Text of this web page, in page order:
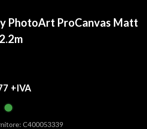
PhotoArt ProCanvas Matt
+IVA
C400053339